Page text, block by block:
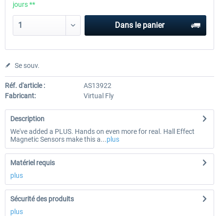
jours **
Dans le panier
Se souv.
Réf. d'article :
AS13922
Fabricant:
Virtual Fly
Description
We've added a PLUS. Hands on even more for real. Hall Effect
Magnetic Sensors make this a...plus
Matériel requis
plus
Sécurité des produits
plus